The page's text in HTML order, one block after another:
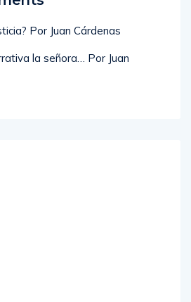
Por Juan Cárdenas
la señora… Por Juan